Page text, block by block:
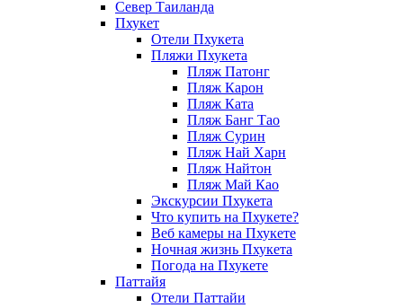
Север Таиланда
Пхукет
Отели Пхукета
Пляжи Пхукета
Пляж Патонг
Пляж Карон
Пляж Ката
Пляж Банг Тао
Пляж Сурин
Пляж Най Харн
Пляж Найтон
Пляж Май Као
Экскурсии Пхукета
Что купить на Пхукете?
Веб камеры на Пхукете
Ночная жизнь Пхукета
Погода на Пхукете
Паттайя
Отели Паттайи